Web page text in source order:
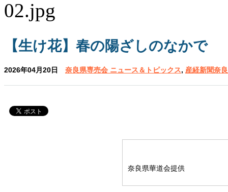
【生け花】春の陽ざしのなかで
2026年04月20日 奈良県専売会 ニュース＆トピックス, 産経新聞奈
奈良県華道会提供